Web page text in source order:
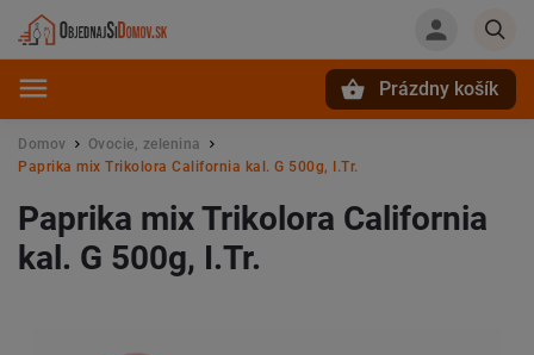
Prázdny košík
Domov / Ovocie, zelenina
/
Paprika mix Trikolora California kal. G 500g, I.Tr.
Paprika mix Trikolora California
kal. G 500g, I.Tr.